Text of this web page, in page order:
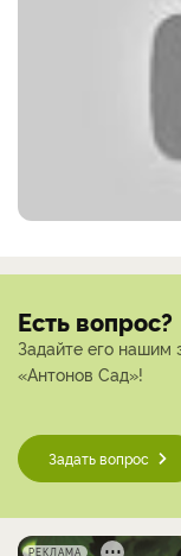
Есть вопрос?
Задайте его нашим
«Антонов Сад»!
Задать вопрос
РЕКЛАМА